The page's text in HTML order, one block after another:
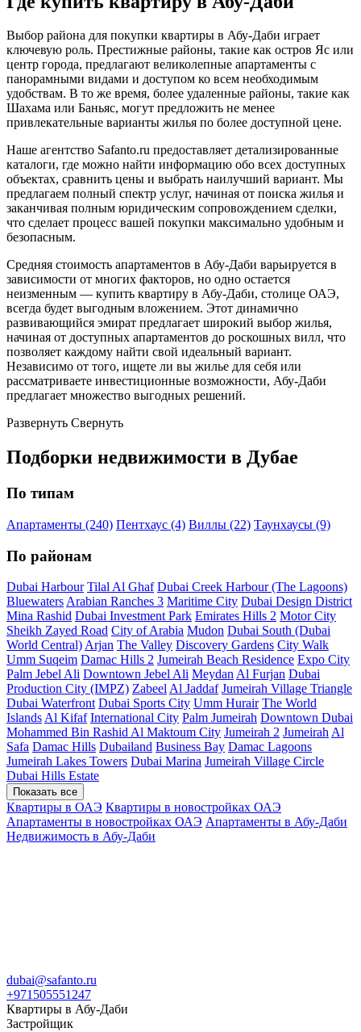
Выбор района для покупки квартиры в Абу-Даби играет
ключевую роль. Престижные районы, такие как остров Яс или
центр города, предлагают великолепные апартаменты с
панорамными видами и доступом ко всем необходимым
удобствам. В то же время, более удаленные районы, такие как
Шахама или Баньяс, могут предложить не менее
привлекательные варианты жилья по более доступной цене.
Наше агентство Safanto.ru предоставляет детализированные
каталоги, где можно найти информацию обо всех доступных
объектах, сравнить цены и выбрать наилучший вариант. Мы
предлагаем полный спектр услуг, начиная от поиска жилья и
заканчивая полным юридическим сопровождением сделки,
что сделает процесс вашей покупки максимально удобным и
безопасным.
Средняя стоимость апартаментов в Абу-Даби варьируется в
зависимости от многих факторов, но одно остается
неизменным — купить квартиру в Абу-Даби, столице ОАЭ,
всегда будет выгодным вложением. Этот динамично
развивающийся эмират предлагает широкий выбор жилья,
начиная от доступных апартаментов до роскошных вилл, что
позволяет каждому найти свой идеальный вариант.
Независимо от того, ищете ли вы жилье для себя или
рассматриваете инвестиционные возможности, Абу-Даби
предлагает множество выгодных решений.
Развернуть Свернуть
Подборки недвижимости в Дубае
По типам
Апартаменты (240) Пентхаус (4) Виллы (22) Таунхаусы (9)
По районам
Dubai Harbour Tilal Al Ghaf Dubai Creek Harbour (The Lagoons)
BluewatersArabian Ranches 3 Maritime City Dubai Design District
Mina Rashid Dubai Investment Park Emirates Hills 2 Motor City
Sheikh Zayed Road City of Arabia Mudon Dubai South (Dubai
World Central)Arjan The Valley Discovery Gardens City Walk
Umm Suqeim Damac Hills 2 Jumeirah Beach Residence Expo City
Palm Jebel Ali Downtown Jebel Ali MeydanAl Furjan Dubai
Production City (IMPZ) ZabeelAl Jaddaf Jumeirah Village Triangle
Dubai Waterfront Dubai Sports City Umm Hurair The World
IslandsAl Kifaf International City Palm Jumeirah Downtown Dubai
Mohammed Bin Rashid Al Maktoum City Jumeirah 2 JumeirahAl
Safa Damac Hills Dubailand Business Bay Damac Lagoons
Jumeirah Lakes Towers Dubai Marina Jumeirah Village Circle
Dubai Hills Estate
Показать все
Квартиры в ОАЭ Квартиры в новостройках ОАЭ
Апартаменты в новостройках ОАЭ Апартаменты в Абу-Даби
Недвижимость в Абу-Даби
dubai@safanto.ru
+971505551247
Квартиры в Абу-Даби
Застройщик